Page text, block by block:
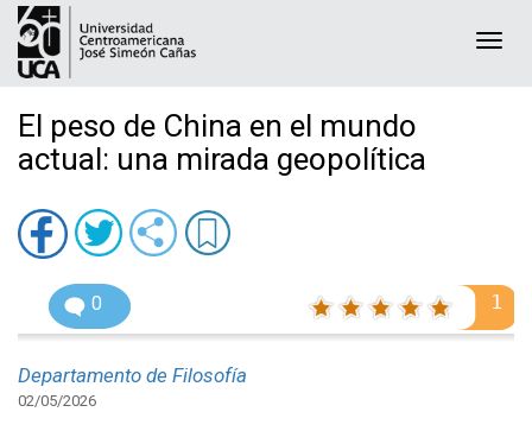
El peso de China en el mundo
actual: una mirada geopolítica
0 1
Departamento de Filosofía
02/05/2026